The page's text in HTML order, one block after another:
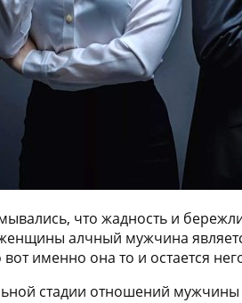
что жадность и
алчный мужчина
именно она то и остается
стадии отношений мужчины